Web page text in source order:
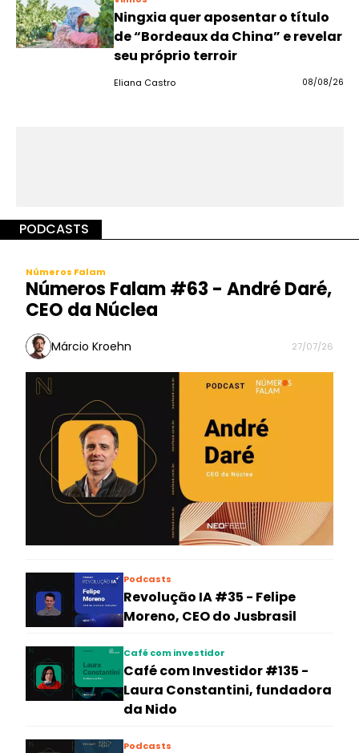
Ningxia quer aposentar o título
de “Bordeaux da China” e revelar
seu próprio terroir
Eliana Castro 08/08/26
PODCASTS
Números Falam
Números Falam #63 - André Daré,
CEO da Núclea
Márcio Kroehn 27/07/26
Podcasts
Revolução IA #35 - Felipe
Moreno, CEO do Jusbrasil
Café com investidor
Café com Investidor #135 -
Laura Constantini, fundadora
da Nido
Podcasts